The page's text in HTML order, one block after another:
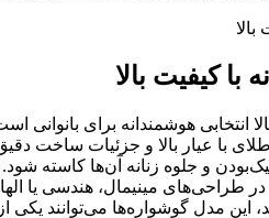
کیفیت بالا
انتخابی هوشمندانه برای
با عیار بالا و جزئیات ساخت
و جلوه زنانه آن‌ها کاسته
طراحی‌های مینیمال، هندسی یا
این مدل گوشواره‌ها می‌توانند یکی